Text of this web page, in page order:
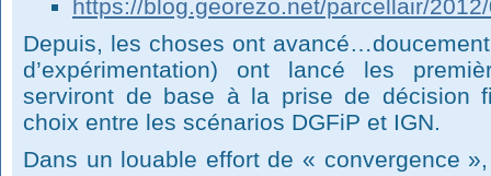
https://blog.georezo.net/parcellair/
Depuis, les choses ont
d’expérimentation) ont lancé les
serviront de base à la prise de décision
choix entre les scénarios DGFiP et IGN.
Dans un louable effort de « convergence